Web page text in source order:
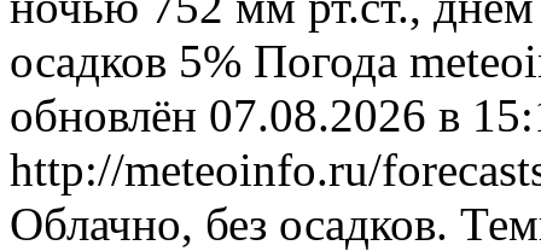
осадков 5% Погода
обновлён 07.08.2026 в
http://meteoinfo.ru/
Облачно, без осадков.